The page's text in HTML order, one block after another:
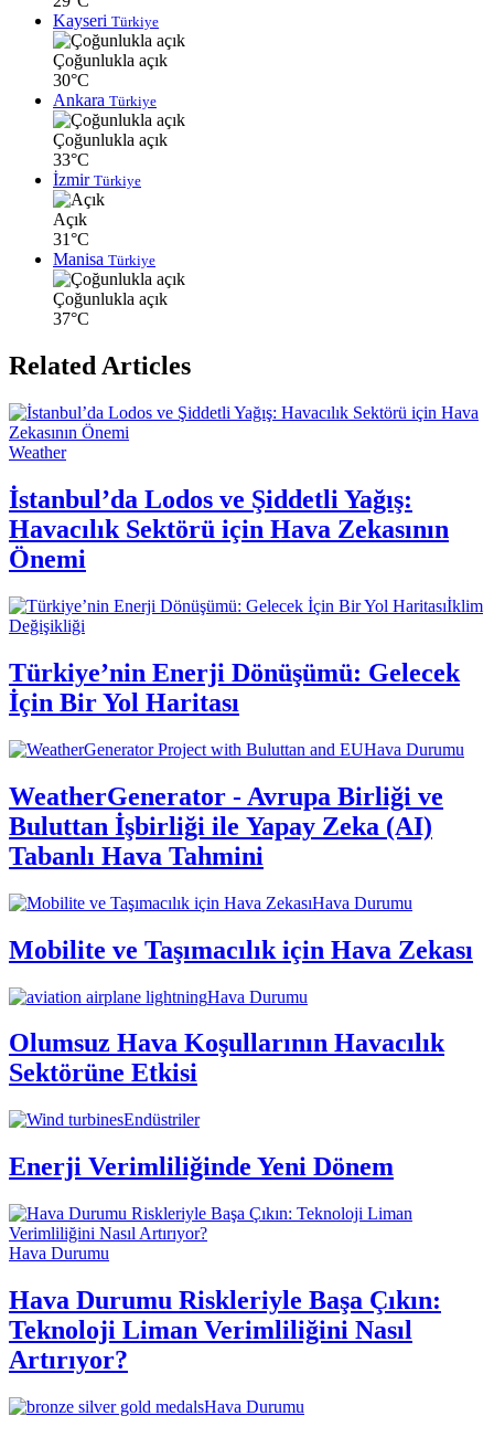
Kayseri Türkiye
Çoğunlukla açık
30°C
Ankara Türkiye
Çoğunlukla açık
33°C
İzmir Türkiye
Açık
31°C
Manisa Türkiye
Çoğunlukla açık
37°C
Related Articles
Weather
İstanbul’da Lodos ve Şiddetli Yağış:
Havacılık Sektörü için Hava Zekasının
Önemi
İklim
Değişikliği
Türkiye’nin Enerji Dönüşümü: Gelecek
İçin Bir Yol Haritası
Hava Durumu
WeatherGenerator - Avrupa Birliği ve
Buluttan İşbirliği ile Yapay Zeka (AI)
Tabanlı Hava Tahmini
Hava Durumu
Mobilite ve Taşımacılık için Hava Zekası
Hava Durumu
Olumsuz Hava Koşullarının Havacılık
Sektörüne Etkisi
Endüstriler
Enerji Verimliliğinde Yeni Dönem
Hava Durumu
Hava Durumu Riskleriyle Başa Çıkın:
Teknoloji Liman Verimliliğini Nasıl
Artırıyor?
Hava Durumu